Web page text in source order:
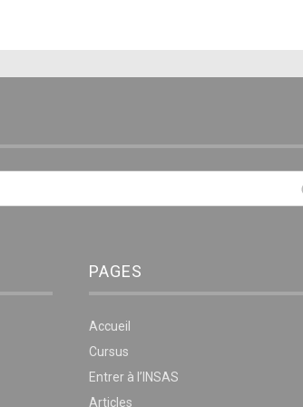
PAGES
Accueil
Cursus
Entrer à l’INSAS
Articles